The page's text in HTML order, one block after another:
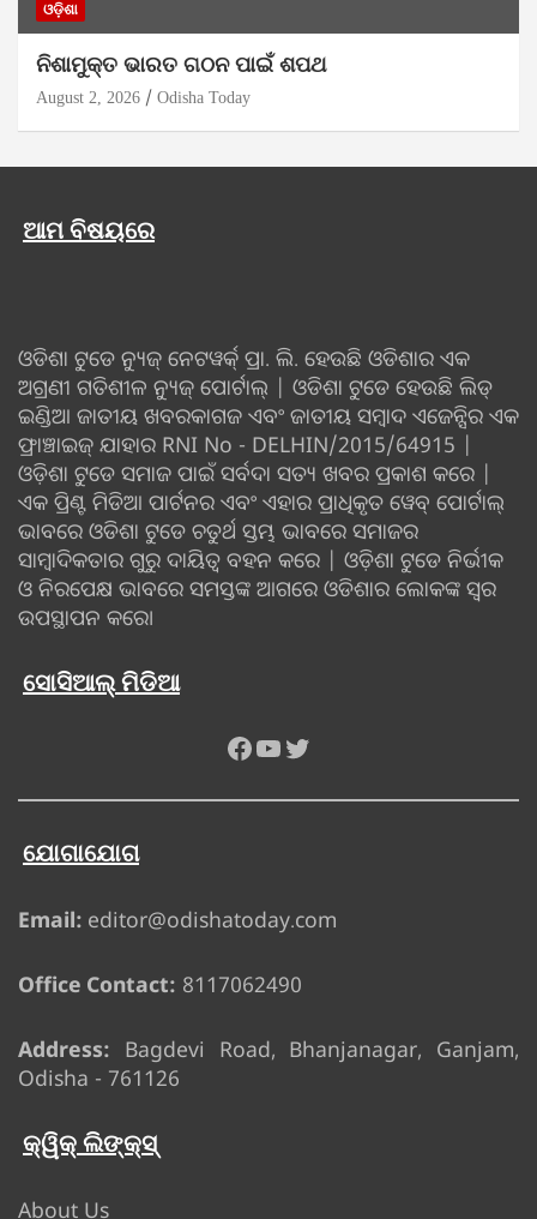
ଓଡ଼ିଶା
ନିଶାମୁକ୍ତ ଭାରତ ଗଠନ ପାଇଁ ଶପଥ
August 2, 2026 Odisha Today
ଆମ ବିଷୟରେ
ଓଡିଶା ଟୁଡେ ନ୍ୟୁଜ୍ ନେଟୱର୍କ୍ ପ୍ରା. ଲି. ହେଉଛି ଓଡିଶାର ଏକ
ଅଗ୍ରଣୀ ଗତିଶୀଳ ନ୍ୟୁଜ୍ ପୋର୍ଟାଲ୍ | ଓଡିଶା ଟୁଡେ ହେଉଛି ଲିଡ୍
ଇଣ୍ଡିଆ ଜାତୀୟ ଖବରକାଗଜ ଏବଂ ଜାତୀୟ ସମ୍ବାଦ ଏଜେନ୍ସିର ଏକ
ଫ୍ରାଞ୍ଚାଇଜ୍ ଯାହାର RNI No - DELHIN/2015/64915 |
ଓଡ଼ିଶା ଟୁଡେ ସମାଜ ପାଇଁ ସର୍ବଦା ସତ୍ୟ ଖବର ପ୍ରକାଶ କରେ |
ଏକ ପ୍ରିଣ୍ଟ ମିଡିଆ ପାର୍ଟନର ଏବଂ ଏହାର ପ୍ରାଧିକୃତ ୱେବ୍ ପୋର୍ଟାଲ୍
ଭାବରେ ଓଡିଶା ଟୁଡେ ଚତୁର୍ଥ ସ୍ତମ୍ଭ ଭାବରେ ସମାଜର
ସାମ୍ବାଦିକତାର ଗୁରୁ ଦାୟିତ୍ବ ବହନ କରେ | ଓଡ଼ିଶା ଟୁଡେ ନିର୍ଭୀକ
ଓ ନିରପେକ୍ଷ ଭାବରେ ସମସ୍ତଙ୍କ ଆଗରେ ଓଡିଶାର ଲୋକଙ୍କ ସ୍ୱର
ଉପସ୍ଥାପନ କରେ।
ସୋସିଆଲ୍ ମିଡିଆ
Facebook
YouTube
Twitter
ଯୋଗାଯୋଗ
Email: editor@odishatoday.com
Office Contact: 8117062490
Address: Bagdevi Road, Bhanjanagar, Ganjam,
Odisha - 761126
କ୍ୱିକ୍ ଲିଙ୍କ୍ସ୍
About Us